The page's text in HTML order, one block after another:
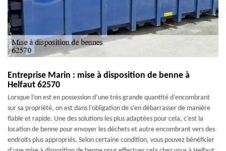
Entreprise Marin : mise à disposition de benne à
Helfaut 62570
Lorsque l’on est en possession d’une très grande quantité d’encombrant
sur sa propriété, on est dans l’obligation de s’en débarrasser de manière
fiable et rapide. Une des solutions les plus adaptées pour cela, c’est la
location de benne pour envoyer les déchets et autre encombrant vers des
endroits plus appropriés. Selon certaine condition, vous pouvez bénéficier